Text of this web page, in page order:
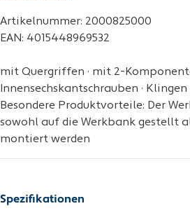
Artikelnummer: 2000825000
EAN: 4015448969532
mit Quergriffen · mit 2-
Innensechskantschrauben · Klingen
Besondere Produktvorteile: Der
sowohl auf die Werkbank gestellt
montiert werden
Spezifikationen